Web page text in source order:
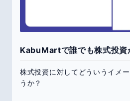
KabuMartで誰でも株式投資
株式投資に対してどういうイメ
うか？